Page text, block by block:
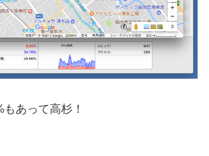
あって高杉！